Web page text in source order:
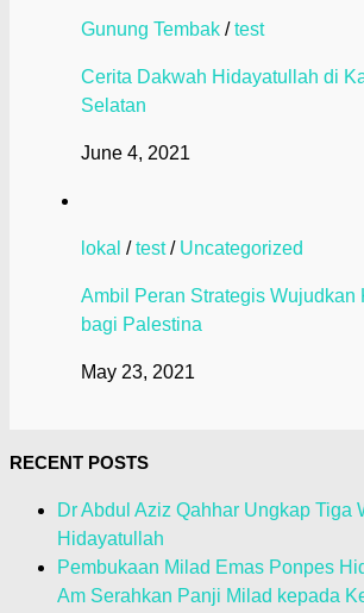
Gunung Tembak /test
Cerita Dakwah Hidayatullah di
Selatan
June 4, 2021
lokal /test/ Uncategorized
Ambil Peran Strategis Wujudkan
bagi Palestina
May 23, 2021
RECENT POSTS
Dr Abdul Aziz Qahhar Ungkap Tiga
Hidayatullah
Pembukaan Milad Emas Ponpes
Am Serahkan Panji Milad kepada